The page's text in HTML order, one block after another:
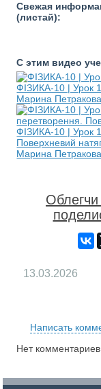
Свежая
(листай):
С этим видео
ФІЗИКА-10 | Урок
Марина Петракова
ФІЗИКА-10 | Урок
Поверхневий
Марина Петракова
13.03.2026
Написать
Нет